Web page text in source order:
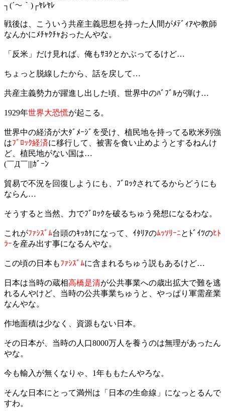
┐(´～｀)┌ﾔﾚﾔﾚ
戦後は、こういう共産主義思想を持った人間がﾒﾃﾞｨｱや教師
なんかにﾒﾁｬｸﾁｬおったんやな。
「反米」だけ見れば、俺もｻﾖｸとかぶってるけど…
ちょっと脱線したから、話を戻して…
共産主義勢力が躍進し出した頃、世界中のﾊﾞﾌﾞﾙが弾け…
1929年世界大恐慌が起こる。
世界中の経済が大ﾀﾞﾒｰｼﾞを受け、植民地を持ってる欧米列強
はﾌﾞﾛｯｸ経済に移行して、被害を食い止めようとするねんけ
ど、植民地がない国は…
(￣Д￣|||ｶﾞｰﾝ
貿易で不況を回復しようにも、ﾌﾞﾛｯｸされてるからどうにも
ならん…
そうすると当然、力でﾌﾞﾛｯｸを破るちゅう発想になるわな。
これがﾌｧｼｽﾞﾑ台頭のｷｯｶｹになって、ｲﾀﾘｱのﾑｯｿﾘｰﾆとﾄﾞｲﾂのﾋﾄ
ﾗｰを産み出す事になるんやな。
この頃の日本もﾌｧｼｽﾞﾑに含まれるちゅう説もあるけど…
日本は当時の蔵相高橋是清が公共事業への歳出拡大で難を逃
れるんやけど、当時の公共事業ちゅうと、やっぱり軍需産業
なんやな。
作地面積は少なく、資源もない日本。
その日本が、当時の人口8000万人を養うのは無理があったん
やな。
今も輸入が無くなりゃ、1年ももたんやろな。
そんな日本にとって満州は「日本の生命線」になっとるんで
すわ。